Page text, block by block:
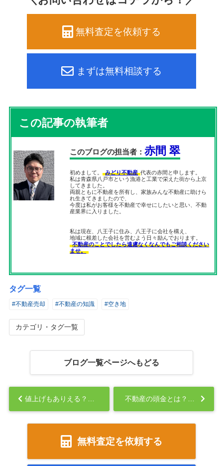
無料査定を依頼する
まずは無料相談する
この記事の執筆者
このブログの担当者：赤間 翠
初めまして。 みどり不動産 代表の赤間と申します。
私は青森県八戸市という漁港と工業で栄えた街から上京
してきました。
両親ともに不動産を所有し、家族みんな不動産に助けら
れ生きてきましたので、
今度は私がお客様を不動産で幸せにしたいと思い、不動
産業界に入りました。
私は現在、八王子に住み、八王子に会社を構え、
地域に根差した会社を営むよう日々励んでおります。
不動産のことでしたら遠慮なくなんでもご相談ください
ませ。
タグ一覧
#不動産売却 #不動産の知識 #空き地
カテゴリ・タグ一覧
ブログ一覧ページへもどる
無料査定を依頼する